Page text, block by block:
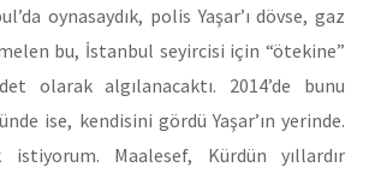
oynasaydık, polis Yaşar’ı dövse, gaz
bu, İstanbul seyircisi için “ötekine”
olarak algılanacaktı. 2014’de bunu
ise, kendisini gördü Yaşar’ın yerinde.
istiyorum. Maalesef, Kürdün yıllardır